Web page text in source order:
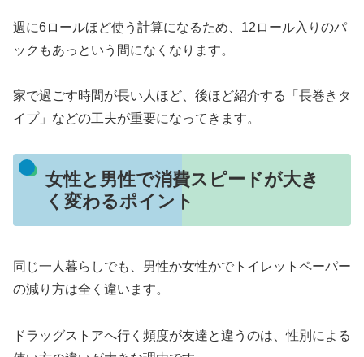
週に6ロールほど使う計算になるため、12ロール入りのパ
ックもあっという間になくなります。
家で過ごす時間が長い人ほど、後ほど紹介する「長巻きタ
イプ」などの工夫が重要になってきます。
女性と男性で消費スピードが大き
く変わるポイント
同じ一人暮らしでも、男性か女性かでトイレットペーパー
の減り方は全く違います。
ドラッグストアへ行く頻度が友達と違うのは、性別による